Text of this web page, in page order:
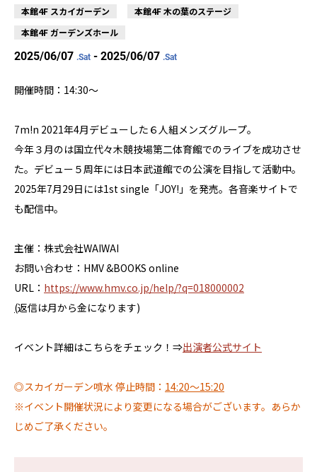
本館4F スカイガーデン
本館4F 木の葉のステージ
本館4F ガーデンズホール
2025/06/07 .Sat - 2025/06/07 .Sat
開催時間：14:30〜
7m!n 2021年4月デビューした６人組メンズグループ。
今年３月のは国立代々木競技場第二体育館でのライブを成功させ
た。デビュー５周年には日本武道館での公演を目指して活動中。
2025年7月29日には1st single「JOY!」を発売。各音楽サイトで
も配信中。
主催：株式会社WAIWAI
お問い合わせ：HMV &BOOKS online
URL： https://www.hmv.co.jp/help/?q=018000002
(返信は月から金になります)
イベント詳細はこちらをチェック！⇒出演者公式サイト
◎スカイガーデン噴水 停止時間： 14:20～15:20
※イベント開催状況により変更になる場合がございます。あらか
じめご了承ください。